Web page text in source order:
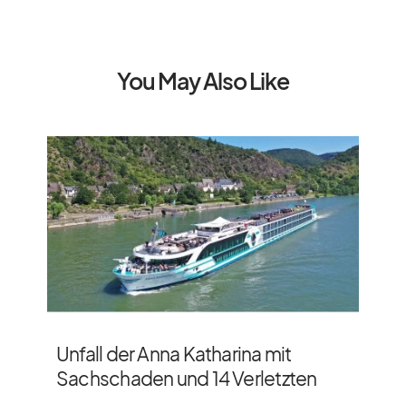
You May Also Like
Unfall der Anna Katharina mit
Sachschaden und 14 Verletzten